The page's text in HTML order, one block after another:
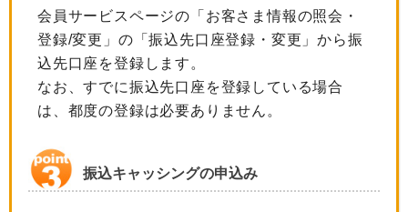
会員サービスページの「お客さま情報の照会・
登録/変更」の「振込先口座登録・変更」から振
込先口座を登録します。
なお、すでに振込先口座を登録している場合
は、都度の登録は必要ありません。
振込キャッシングの申込み